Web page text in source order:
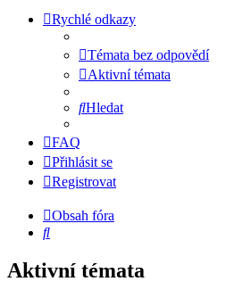
Rychlé odkazy
Témata bez odpovědí
Aktivní témata
Hledat
FAQ
Přihlásit se
Registrovat
Obsah fóra
Hledat
Aktivní témata